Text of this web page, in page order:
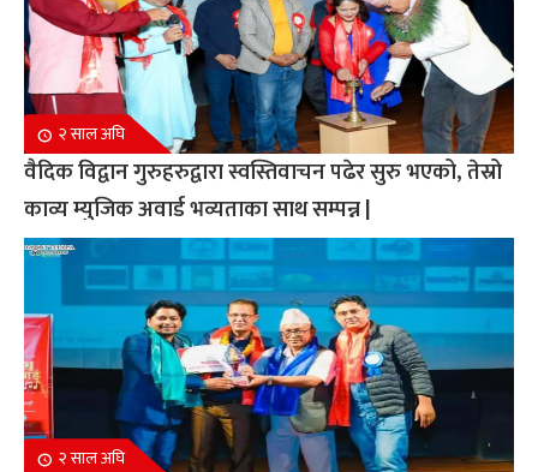
२ साल अघि
वैदिक विद्वान गुरुहरुद्वारा स्वस्तिवाचन पढेर सुरु भएको, तेस्रो
काव्य म्युजिक अवार्ड भव्यताका साथ सम्पन्न |
२ साल अघि